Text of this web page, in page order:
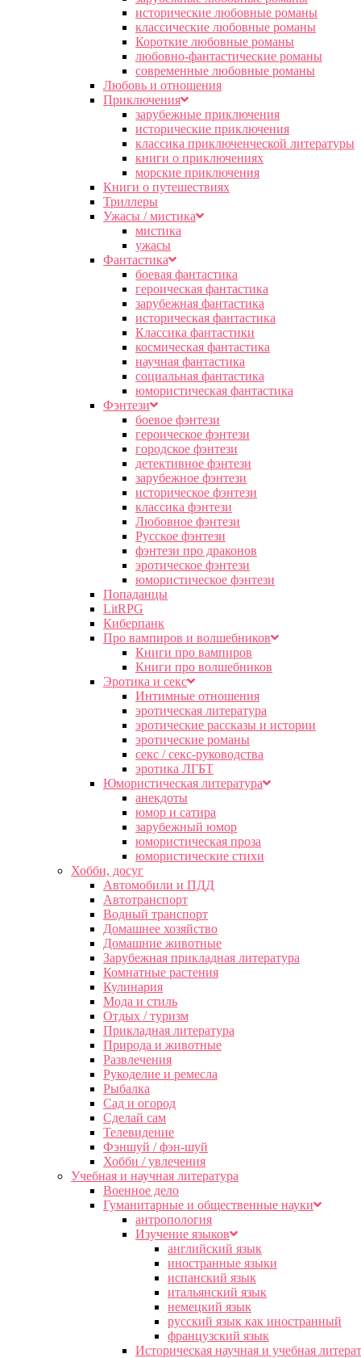
исторические любовные романы
классические любовные романы
Короткие любовные романы
любовно-фантастические романы
современные любовные романы
Любовь и отношения
Приключения
зарубежные приключения
исторические приключения
классика приключенческой литературы
книги о приключениях
морские приключения
Книги о путешествиях
Триллеры
Ужасы / мистика
мистика
ужасы
Фантастика
боевая фантастика
героическая фантастика
зарубежная фантастика
историческая фантастика
Классика фантастики
космическая фантастика
научная фантастика
социальная фантастика
юмористическая фантастика
Фэнтези
боевое фэнтези
героическое фэнтези
городское фэнтези
детективное фэнтези
зарубежное фэнтези
историческое фэнтези
классика фэнтези
Любовное фэнтези
Русское фэнтези
фэнтези про драконов
эротическое фэнтези
юмористическое фэнтези
Попаданцы
LitRPG
Киберпанк
Про вампиров и волшебников
Книги про вампиров
Книги про волшебников
Эротика и секс
Интимные отношения
эротическая литература
эротические рассказы и истории
эротические романы
секс / секс-руководства
эротика ЛГБТ
Юмористическая литература
анекдоты
юмор и сатира
зарубежный юмор
юмористическая проза
юмористические стихи
Хобби, досуг
Автомобили и ПДД
Автотранспорт
Водный транспорт
Домашнее хозяйство
Домашние животные
Зарубежная прикладная литература
Комнатные растения
Кулинария
Мода и стиль
Отдых / туризм
Прикладная литература
Природа и животные
Развлечения
Рукоделие и ремесла
Рыбалка
Сад и огород
Сделай сам
Телевидение
Фэншуй / фэн-шуй
Хобби / увлечения
Учебная и научная литература
Военное дело
Гуманитарные и общественные науки
антропология
Изучение языков
английский язык
иностранные языки
испанский язык
итальянский язык
немецкий язык
русский язык как иностранный
французский язык
Историческая научная и учебная